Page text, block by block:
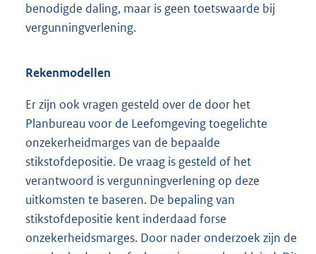
benodigde daling, maar is geen toetswaarde bij
vergunningverlening.
Rekenmodellen
Er zijn ook vragen gesteld over de door het
Planbureau voor de Leefomgeving toegelichte
onzekerheidmarges van de bepaalde
stikstofdepositie. De vraag is gesteld of het
verantwoord is vergunningverlening op deze
uitkomsten te baseren. De bepaling van
stikstofdepositie kent inderdaad forse
onzekerheidsmarges. Door nader onderzoek zijn de